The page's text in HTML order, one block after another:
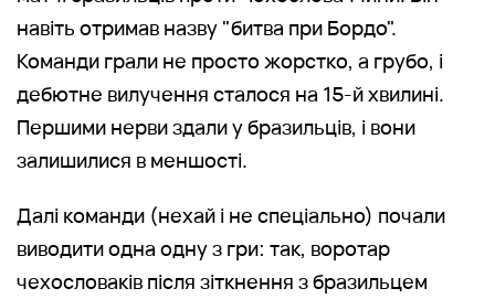
навіть отримав назву "битва при Бордо".
Команди грали не просто жорстко, а грубо, і
дебютне вилучення сталося на 15-й хвилині.
Першими нерви здали у бразильців, і вони
залишилися в меншості.
Далі команди (нехай і не спеціально) почали
виводити одна одну з гри: так, воротар
чехословаків після зіткнення з бразильцем